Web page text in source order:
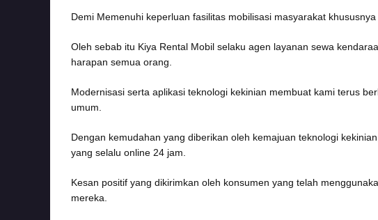
Demi Memenuhi keperluan fasilitas mobilisasi masyarakat
Oleh sebab itu Kiya Rental Mobil selaku agen layanan sewa
harapan semua orang.
Modernisasi serta aplikasi teknologi kekinian membuat kami terus
umum.
Dengan kemudahan yang diberikan oleh kemajuan teknologi
yang selalu online 24 jam.
Kesan positif yang dikirimkan oleh konsumen yang telah
mereka.